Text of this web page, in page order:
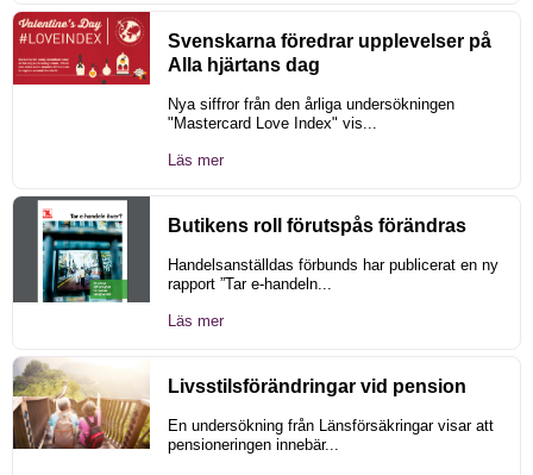
Svenskarna föredrar upplevelser på
Alla hjärtans dag
Nya siffror från den årliga undersökningen
"Mastercard Love Index" vis...
Läs mer
Butikens roll förutspås förändras
Handelsanställdas förbunds har publicerat en ny
rapport ”Tar e-handeln...
Läs mer
Livsstilsförändringar vid pension
En undersökning från Länsförsäkringar visar att
pensioneringen innebär...